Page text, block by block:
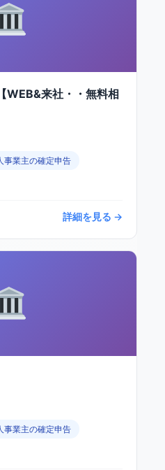
WEB&来社・・無料相
事業主の確定申告
詳細を見る →
事業主の確定申告